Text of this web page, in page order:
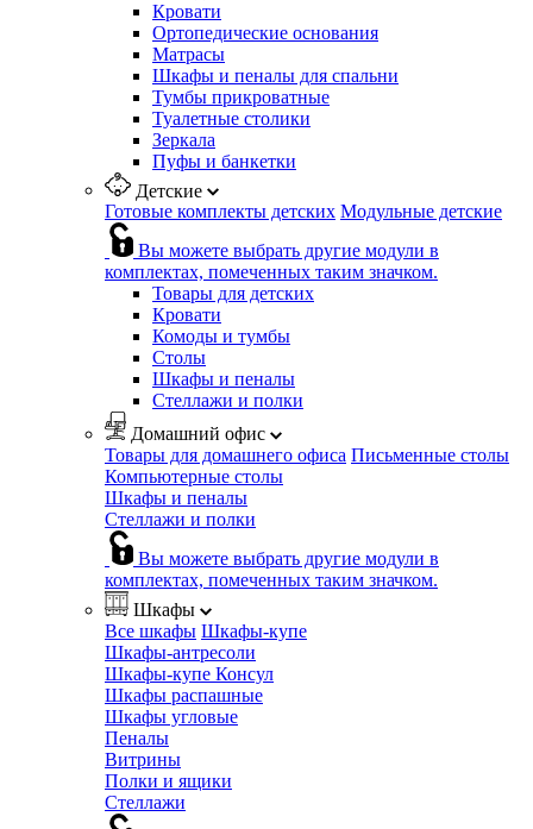
Кровати
Ортопедические основания
Матрасы
Шкафы и пеналы для спальни
Тумбы прикроватные
Туалетные столики
Зеркала
Пуфы и банкетки
Детские
Готовые комплекты детских Модульные детские
Вы можете выбрать другие модули в
комплектах, помеченных таким значком.
Товары для детских
Кровати
Комоды и тумбы
Столы
Шкафы и пеналы
Стеллажи и полки
Домашний офис
Товары для домашнего офиса Письменные столы
Компьютерные столы
Шкафы и пеналы
Стеллажи и полки
Вы можете выбрать другие модули в
комплектах, помеченных таким значком.
Шкафы
Все шкафы Шкафы-купе
Шкафы-антресоли
Шкафы-купе Консул
Шкафы распашные
Шкафы угловые
Пеналы
Витрины
Полки и ящики
Стеллажи